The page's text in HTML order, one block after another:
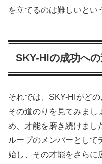
を立てるのは難しいとい
SKY-HIの成功へ
それでは、SKY-HIがど
その道のりを見てみまし
め、才能を磨き続けまし
ループのメンバーとして
始し、その才能をさらに